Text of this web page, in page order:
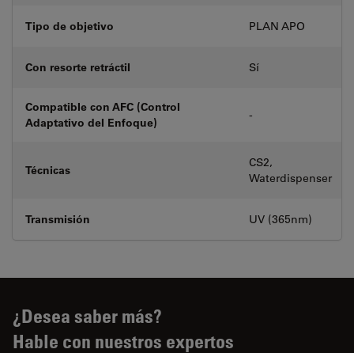
Tipo de objetivo PLAN APO
Con resorte retráctil Sí
Compatible con AFC (Control
Adaptativo del Enfoque)
-
Técnicas
CS2,
Waterdispenser
Transmisión UV (365nm)
¿Desea saber más?
Hable con nuestros expertos